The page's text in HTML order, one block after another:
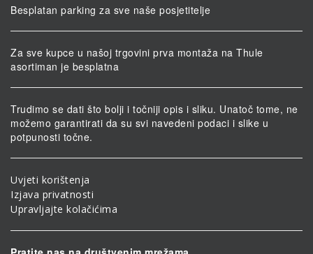
Besplatan parking za sve naše posjetitelje
Za sve kupce u našoj trgovini prva montaža na Thule
asortiman je besplatna
Trudimo se dati što bolji i točniji opis i sliku. Unatoč tome, ne
možemo garantirati da su svi navedeni podaci i slike u
potpunosti točne.
Uvjeti korištenja
Izjava privatnosti
Upravljajte kolačićima